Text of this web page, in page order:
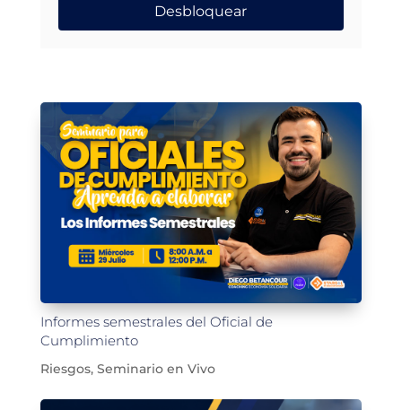
Desbloquear
Informes semestrales del Oficial de
Cumplimiento
Riesgos, Seminario en Vivo